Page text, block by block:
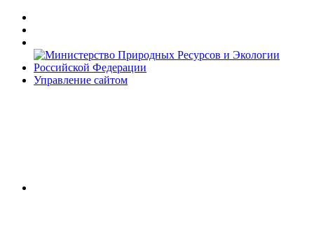
Управление сайтом